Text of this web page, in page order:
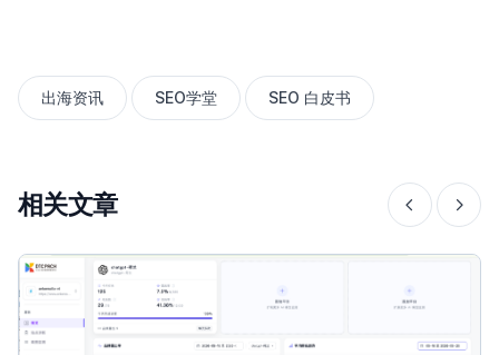
出海资讯 SEO学堂 SEO 白皮书
相关文章